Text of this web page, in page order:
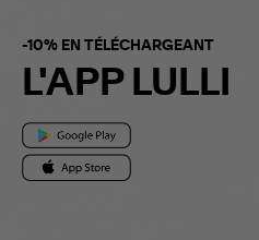
-10% EN TÉLÉCHARGEANT
L'APP LULLI